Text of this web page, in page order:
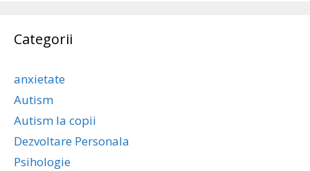
Categorii
anxietate
Autism
Autism la copii
Dezvoltare Personala
Psihologie